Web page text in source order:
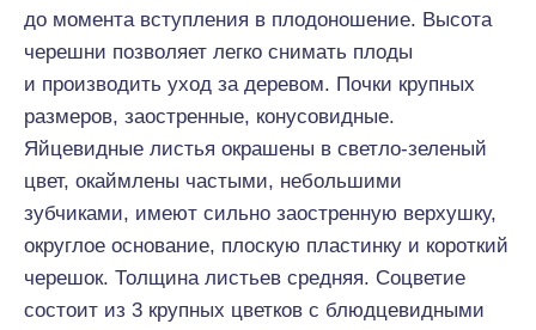
до момента вступления в плодоношение. Высота
черешни позволяет легко снимать плоды
и производить уход за деревом. Почки крупных
размеров, заостренные, конусовидные.
Яйцевидные листья окрашены в светло-зеленый
цвет, окаймлены частыми, небольшими
зубчиками, имеют сильно заостренную верхушку,
округлое основание, плоскую пластинку и короткий
черешок. Толщина листьев средняя. Соцветие
состоит из 3 крупных цветков с блюдцевидными